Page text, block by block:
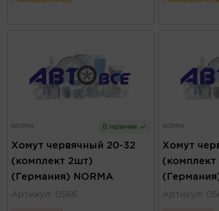
NORMA В наличии
Хомут червячный 20-32
(комплект 2шт)
(Германия) NORMA
Артикул : 0566
NORMA
Хомут
Артикул :